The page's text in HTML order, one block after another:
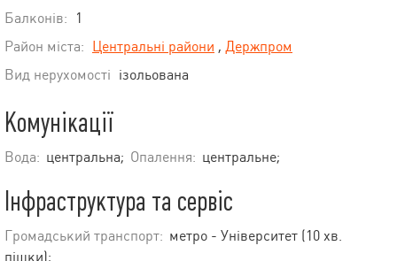
Балконів:
1
Район міста: Центральні райони , Держпром
Вид нерухомості ізольована
Комунікації
Вода: центральна; Опалення: центральне;
Інфраструктура та сервіс
Громадський транспорт: метро - Університет (10 хв.
пішки);